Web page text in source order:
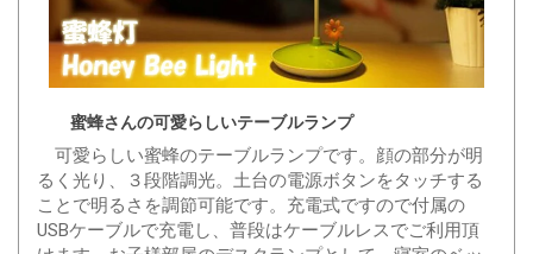
蜜蜂さんの可愛らしいテーブルランプ
可愛らしい蜜蜂のテーブルランプです。顔の部分が明
るく光り、３段階調光。土台の電源ボタンをタッチする
ことで明るさを調節可能です。充電式ですので付属の
USBケーブルで充電し、普段はケーブルレスでご利用頂